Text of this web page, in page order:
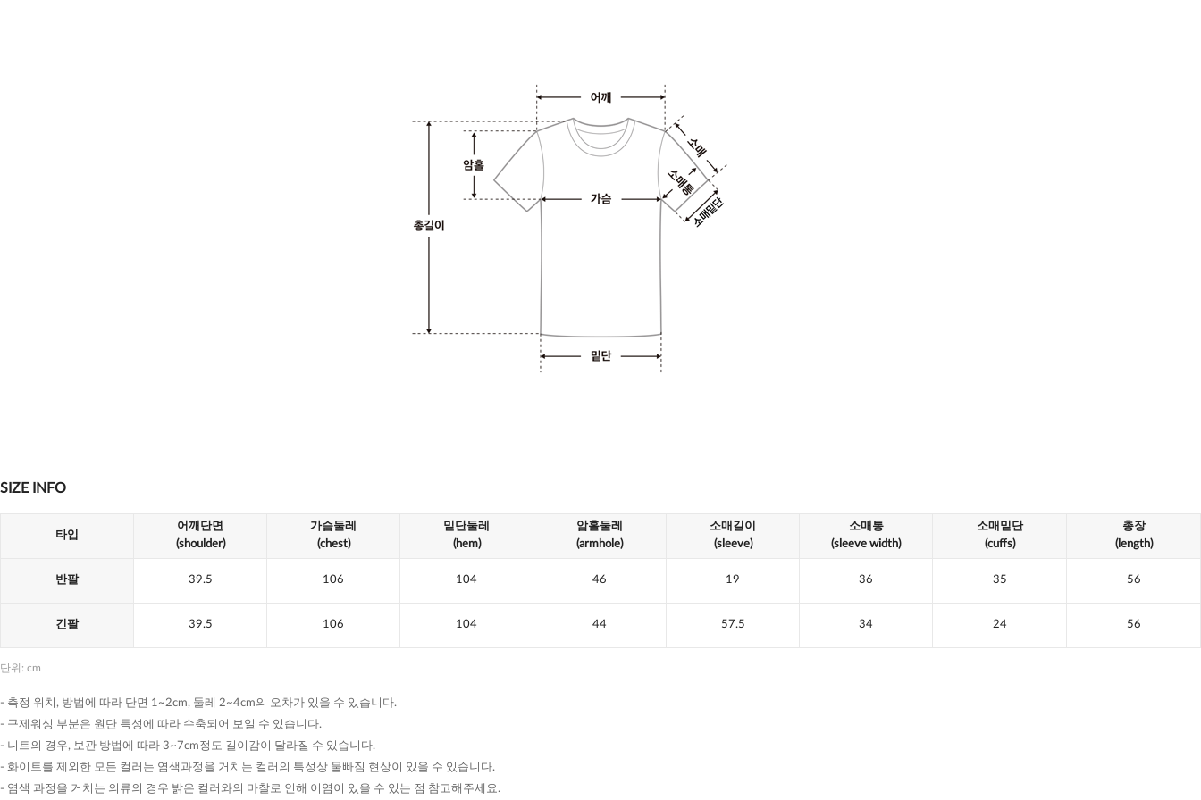
SIZE INFO
타입
어깨단면
(shoulder)
가슴둘레
(chest)
밑단둘레
(hem)
암홀둘레
(armhole)
소매길이
(sleeve)
소매통
(sleeve width)
소매밑단
(cuffs)
총장
(length)
반팔 39.5 106 104 46 19 36 35 56
긴팔 39.5 106 104 44 57.5 34 24 56
단위: cm
- 측정 위치, 방법에 따라 단면 1~2cm, 둘레 2~4cm의 오차가 있을 수 있습니다.
- 구제워싱 부분은 원단 특성에 따라 수축되어 보일 수 있습니다.
- 니트의 경우, 보관 방법에 따라 3~7cm정도 길이감이 달라질 수 있습니다.
- 화이트를 제외한 모든 컬러는 염색과정을 거치는 컬러의 특성상 물빠짐 현상이 있을 수 있습니다.
- 염색 과정을 거치는 의류의 경우 밝은 컬러와의 마찰로 인해 이염이 있을 수 있는 점 참고해주세요.